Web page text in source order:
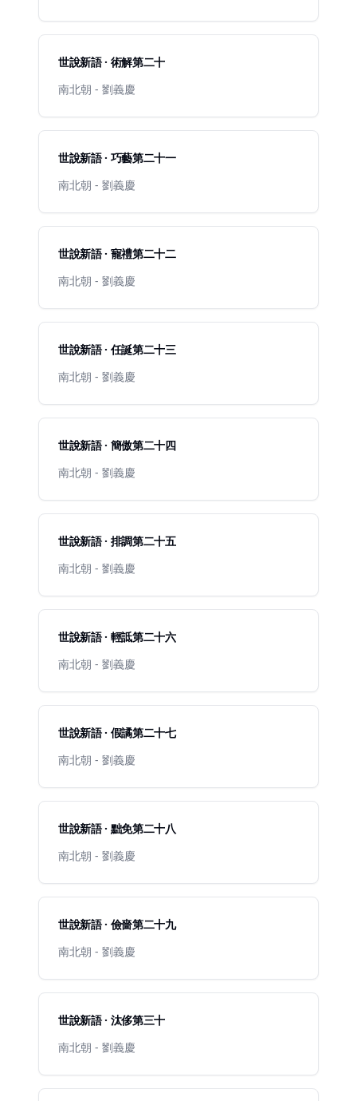
世說新語 · 術解第二十
南北朝 - 劉義慶
世說新語 · 巧藝第二十一
南北朝 - 劉義慶
世說新語 · 寵禮第二十二
南北朝 - 劉義慶
世說新語 · 任誕第二十三
南北朝 - 劉義慶
世說新語 · 簡傲第二十四
南北朝 - 劉義慶
世說新語 · 排調第二十五
南北朝 - 劉義慶
世說新語 · 輕詆第二十六
南北朝 - 劉義慶
世說新語 · 假譎第二十七
南北朝 - 劉義慶
世說新語 · 黜免第二十八
南北朝 - 劉義慶
世說新語 · 儉嗇第二十九
南北朝 - 劉義慶
世說新語 · 汰侈第三十
南北朝 - 劉義慶